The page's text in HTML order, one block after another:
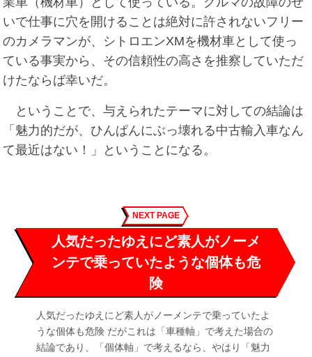
いで仕事に穴を開けることは絶対に許されないフリー
のカメラマンが、シトロエンXMを機材車として使っ
ている事実から、その信頼性の高さを推察していただ
けたならば幸いだ。
ということで、与えられたテーマに対しての結論は
「魅力的だが、ひんぱんにぶっ壊れる中古輸入車なん
て最近はない！」ということになる。
NEXT PAGE
人気だったゆえにど素人がノーメ
ンテで乗っていたような個体も危
険
人気だったゆえにど素人がノーメンテで乗っていたよ
うな個体も危険 だがこれは「車種軸」で考えた場合の
結論であり、「個体軸」で考えるなら、やはり「魅力